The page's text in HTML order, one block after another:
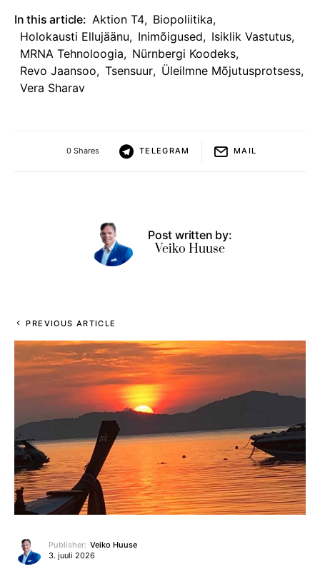
In this article: Aktion T4, Biopoliitika,
Holokausti Ellujäänu, Inimõigused, Isiklik Vastutus,
MRNA Tehnoloogia, Nürnbergi Koodeks,
Revo Jaansoo, Tsensuur, Üleilmne Mõjutusprotsess,
Vera Sharav
0 Shares TELEGRAM MAIL
Post written by:
Veiko Huuse
PREVIOUS ARTICLE
Publisher: Veiko Huuse
3. juuli 2026